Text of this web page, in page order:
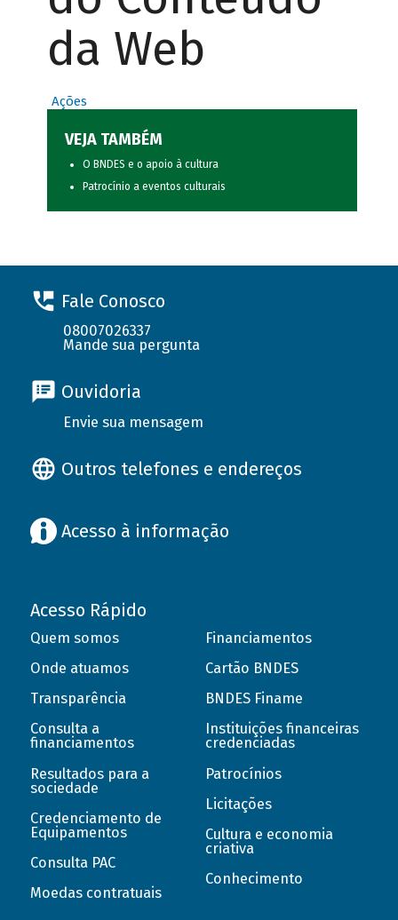
da Web
Ações
VEJA TAMBÉM
O BNDES e o apoio à cultura
Patrocínio a eventos culturais
Fale Conosco
08007026337
Mande sua pergunta
Ouvidoria
Envie sua mensagem
Outros telefones e endereços
Acesso à informação
Acesso Rápido
Quem somos
Onde atuamos
Transparência
Consulta a
financiamentos
Resultados para a
sociedade
Credenciamento de
Equipamentos
Consulta PAC
Moedas contratuais
Financiamentos
Cartão BNDES
BNDES Finame
Instituições financeiras
credenciadas
Patrocínios
Licitações
Cultura e economia
criativa
Conhecimento